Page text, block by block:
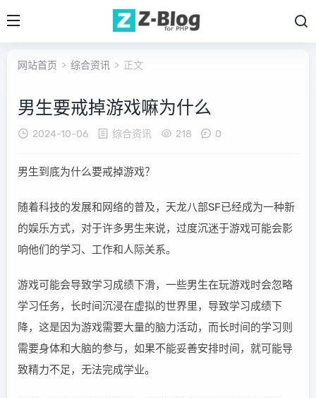
网站首页 > 综合资讯 > 正文
男生要戒掉游戏嘛为什么
2024-10-06 综合资讯 218 0
男生到底为什么要戒掉游戏？
随着科技的发展和网络的普及，天龙八部SF已经成为一种新
的娱乐方式，对于许多男生来说，过度沉迷于游戏可能会影
响他们的学习、工作和人际关系。
游戏可能会导致学习成绩下滑，一些男生在玩游戏时会忽略
学习任务，长时间沉浸在虚拟的世界里，导致学习成绩下
降，这是因为游戏需要大量的脑力活动，而长时间的学习则
需要身体和大脑的参与，如果不能妥善安排时间，就可能导
致精力不足，无法完成学业。